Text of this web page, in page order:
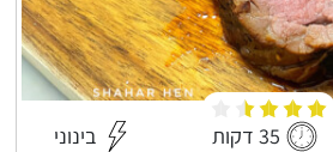
35 דקות בינוני